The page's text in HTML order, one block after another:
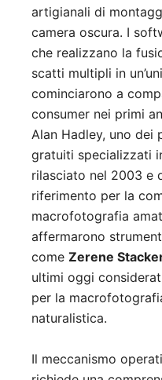
artigianali di
camera oscura. I
che realizzano la
scatti multipli in
cominciarono a
consumer nei primi
Alan Hadley, uno dei
gratuiti specializzati
rilasciato nel 2003 e
riferimento per la
macrofotografia
affermarono
come Zerene
ultimi oggi
per la
naturalistica.
Il meccanismo